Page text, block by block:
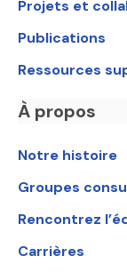
Projets et
Publications
Ressources
À propos
Notre histoire
Groupes
Rencontrez
Carrières